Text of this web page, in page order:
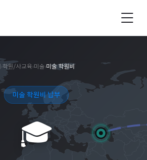
›학원/사교육›미술›미술 학원비
미술 학원비 납부
🎓